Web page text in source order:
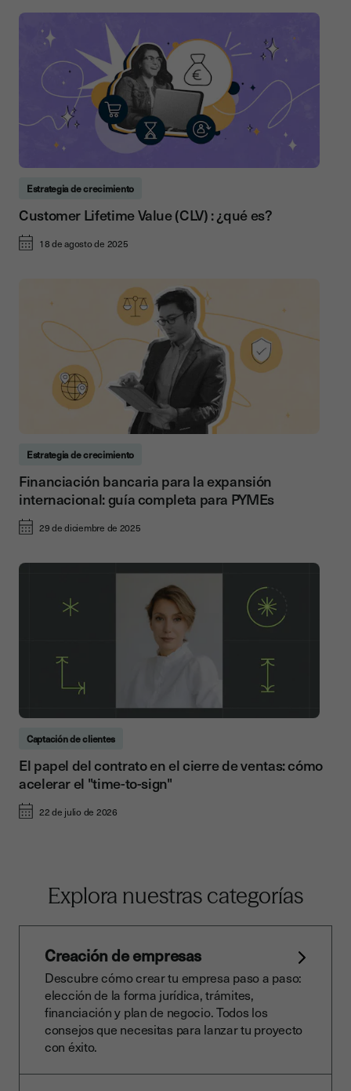
Estrategia de crecimiento
Customer Lifetime Value (CLV) : ¿qué es?
18 de agosto de 2025
Estrategia de crecimiento
Financiación bancaria para la expansión
internacional: guía completa para PYMEs
29 de diciembre de 2025
Captación de clientes
El papel del contrato en el cierre de ventas: cómo
acelerar el "time-to-sign"
22 de julio de 2026
Explora nuestras categorías
Creación de empresas
Descubre cómo crear tu empresa paso a paso:
elección de la forma jurídica, trámites,
financiación y plan de negocio. Todos los
consejos que necesitas para lanzar tu proyecto
con éxito.